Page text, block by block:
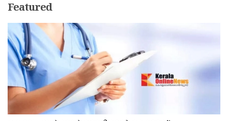
Featured